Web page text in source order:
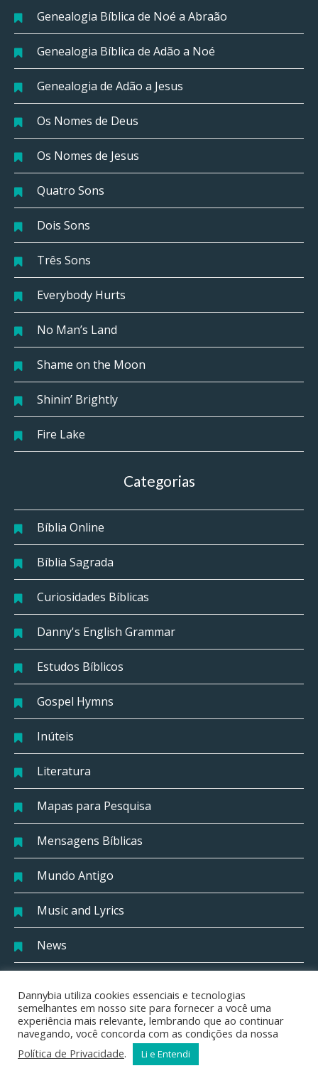
Genealogia Bíblica de Noé a Abraão
Genealogia Bíblica de Adão a Noé
Genealogia de Adão a Jesus
Os Nomes de Deus
Os Nomes de Jesus
Quatro Sons
Dois Sons
Três Sons
Everybody Hurts
No Man’s Land
Shame on the Moon
Shinin’ Brightly
Fire Lake
Categorias
Bíblia Online
Bíblia Sagrada
Curiosidades Bíblicas
Danny's English Grammar
Estudos Bíblicos
Gospel Hymns
Inúteis
Literatura
Mapas para Pesquisa
Mensagens Bíblicas
Mundo Antigo
Music and Lyrics
News
Pensadores
Plano de Deus
Dannybia utiliza cookies essenciais e tecnologias
semelhantes em nosso site para fornecer a você uma
experiência mais relevante, lembrando que ao continuar
navegando, você concorda com as condições da nossa
Política de Privacidade. Li e Entendi